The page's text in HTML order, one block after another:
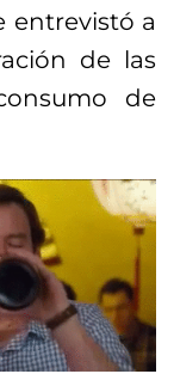
entrevistó a
de las
de